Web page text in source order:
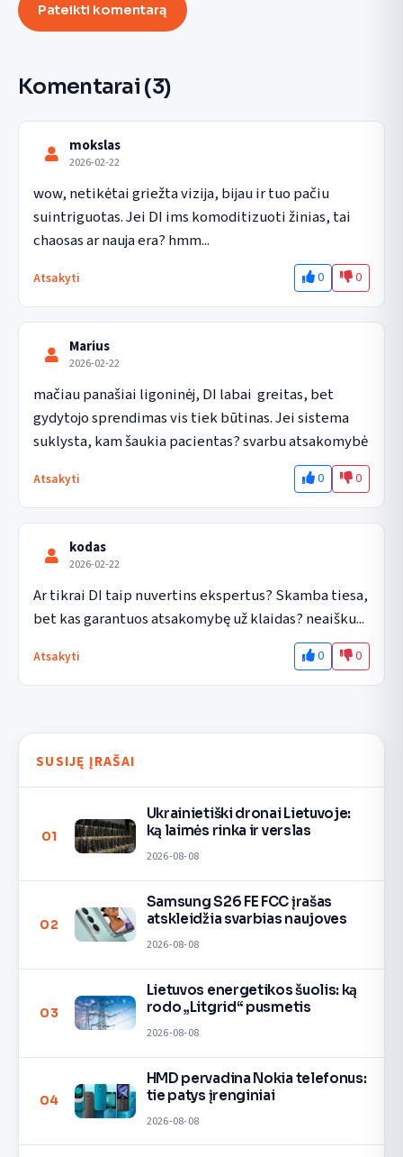
Pateikti komentarą
Komentarai (3)
mokslas
2026-02-22
wow, netikėtai griežta vizija, bijau ir tuo pačiu
suintriguotas. Jei DI ims komoditizuoti žinias, tai
chaosas ar nauja era? hmm...
Atsakyti 0 0
Marius
2026-02-22
mačiau panašiai ligoninėj, DI labai  greitas, bet
gydytojo sprendimas vis tiek būtinas. Jei sistema
suklysta, kam šaukia pacientas? svarbu atsakomybė
Atsakyti 0 0
kodas
2026-02-22
Ar tikrai DI taip nuvertins ekspertus? Skamba tiesa,
bet kas garantuos atsakomybę už klaidas? neaišku...
Atsakyti 0 0
SUSIJĘ ĮRAŠAI
01
Ukrainietiški dronai Lietuvoje:
ką laimės rinka ir verslas
2026-08-08
02
Samsung S26 FE FCC įrašas
atskleidžia svarbias naujoves
2026-08-08
03
Lietuvos energetikos šuolis: ką
rodo „Litgrid“ pusmetis
2026-08-08
04
HMD pervadina Nokia telefonus:
tie patys įrenginiai
2026-08-08